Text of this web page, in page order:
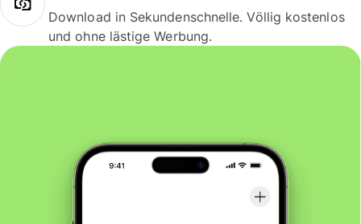
Download in Sekundenschnelle. Völlig kostenlos
und ohne lästige Werbung.